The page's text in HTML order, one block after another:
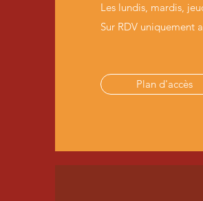
Les lundis, mardis,
Sur RDV uniquement
Plan d'accès